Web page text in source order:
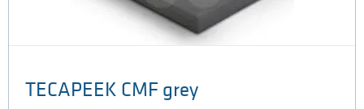
TECAPEEK CMF grey